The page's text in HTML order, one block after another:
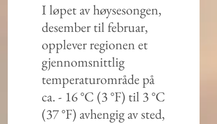
I løpet av høysesongen,
desember til februar,
opplever regionen et
gjennomsnittlig
temperaturområde på
ca. - 16 °C (3 °F) til 3 °C
(37 °F) avhengig av sted,